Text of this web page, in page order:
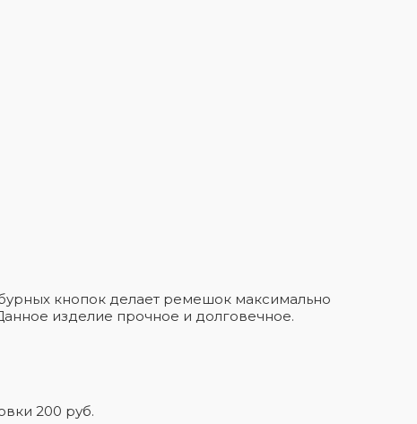
кнопок делает ремешок максимально
изделие прочное и долговечное.
200 руб.